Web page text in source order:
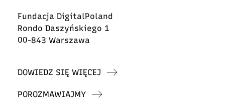
Fundacja DigitalPoland
Rondo Daszyńskiego 1
00-843 Warszawa
DOWIEDZ SIĘ WIĘCEJ
POROZMAWIAJMY